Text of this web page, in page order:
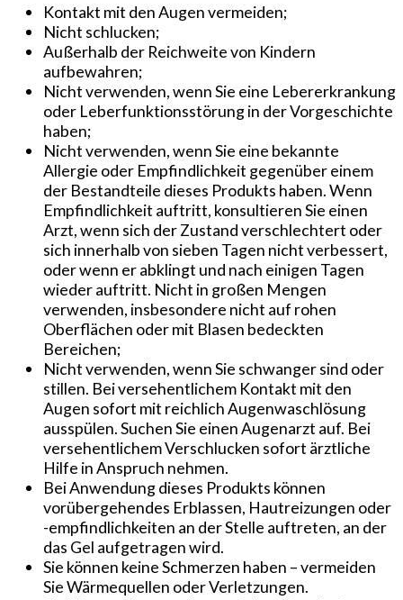
Kontakt mit den Augen vermeiden;
Nicht schlucken;
Außerhalb der Reichweite von Kindern
aufbewahren;
Nicht verwenden, wenn Sie eine Lebererkrankung
oder Leberfunktionsstörung in der Vorgeschichte
haben;
Nicht verwenden, wenn Sie eine bekannte
Allergie oder Empfindlichkeit gegenüber einem
der Bestandteile dieses Produkts haben. Wenn
Empfindlichkeit auftritt, konsultieren Sie einen
Arzt, wenn sich der Zustand verschlechtert oder
sich innerhalb von sieben Tagen nicht verbessert,
oder wenn er abklingt und nach einigen Tagen
wieder auftritt. Nicht in großen Mengen
verwenden, insbesondere nicht auf rohen
Oberflächen oder mit Blasen bedeckten
Bereichen;
Nicht verwenden, wenn Sie schwanger sind oder
stillen. Bei versehentlichem Kontakt mit den
Augen sofort mit reichlich Augenwaschlösung
ausspülen. Suchen Sie einen Augenarzt auf. Bei
versehentlichem Verschlucken sofort ärztliche
Hilfe in Anspruch nehmen.
Bei Anwendung dieses Produkts können
vorübergehendes Erblassen, Hautreizungen oder
-empfindlichkeiten an der Stelle auftreten, an der
das Gel aufgetragen wird.
Sie können keine Schmerzen haben – vermeiden
Sie Wärmequellen oder Verletzungen.